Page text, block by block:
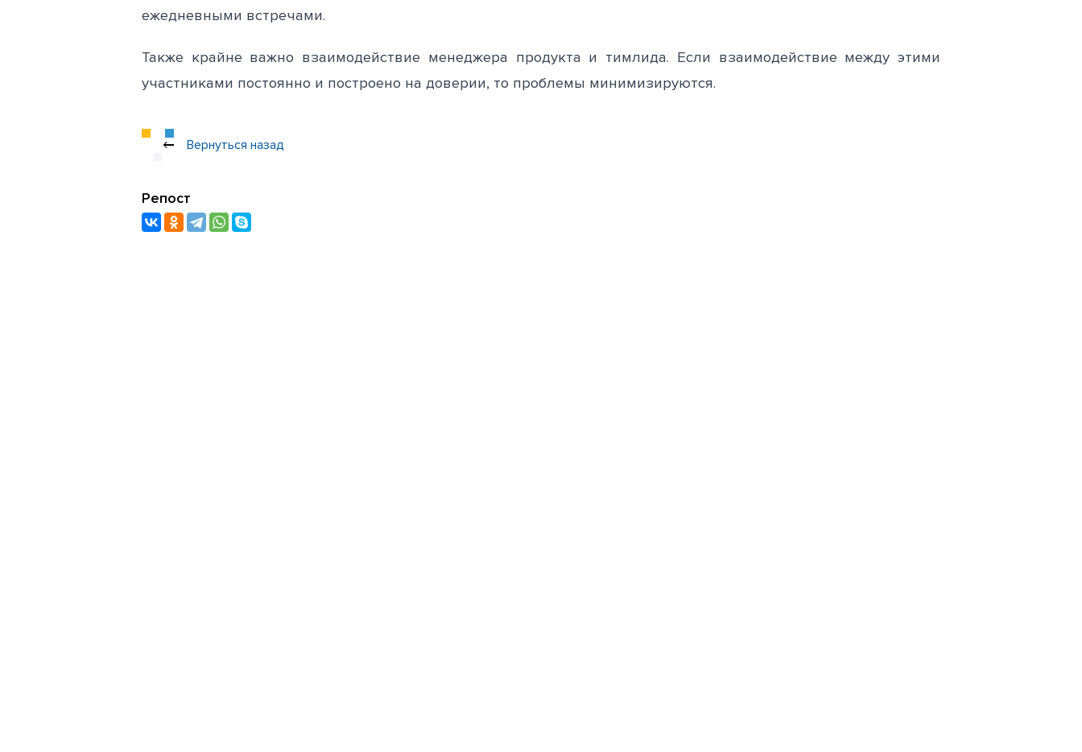
ежедневными встречами.
Также крайне важно взаимодействие менеджера продукта и тимлида. Если взаимодействие между этими
участниками постоянно и построено на доверии, то проблемы минимизируются.
Вернуться назад
Репост